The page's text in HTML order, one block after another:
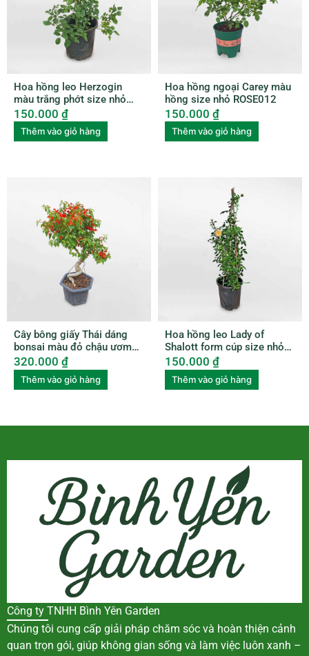
Hoa hồng leo Herzogin
màu trắng phớt size nhỏ
ROSE011
150.000 ₫
Thêm vào giỏ hàng
Hoa hồng ngoại Carey màu
hồng size nhỏ ROSE012
150.000 ₫
Thêm vào giỏ hàng
Cây bông giấy Thái dáng
bonsai màu đỏ chậu ươm
BGTL003
320.000 ₫
Thêm vào giỏ hàng
Hoa hồng leo Lady of
Shalott form cúp size nhỏ
ROSE009
150.000 ₫
Thêm vào giỏ hàng
Công ty TNHH Bình Yên Garden
Chúng tôi cung cấp giải pháp chăm sóc và hoàn thiện cảnh
quan trọn gói, giúp không gian sống và làm việc luôn xanh –